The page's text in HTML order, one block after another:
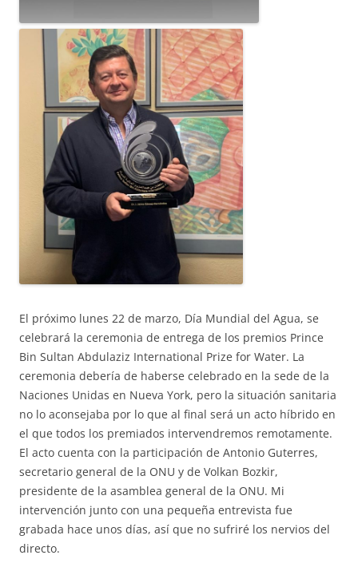
El próximo lunes 22 de marzo, Día Mundial del Agua, se
celebrará la ceremonia de entrega de los premios Prince
Bin Sultan Abdulaziz International Prize for Water. La
ceremonia debería de haberse celebrado en la sede de la
Naciones Unidas en Nueva York, pero la situación sanitaria
no lo aconsejaba por lo que al final será un acto híbrido en
el que todos los premiados intervendremos remotamente.
El acto cuenta con la participación de Antonio Guterres,
secretario general de la ONU y de Volkan Bozkir,
presidente de la asamblea general de la ONU. Mi
intervención junto con una pequeña entrevista fue
grabada hace unos días, así que no sufriré los nervios del
directo.